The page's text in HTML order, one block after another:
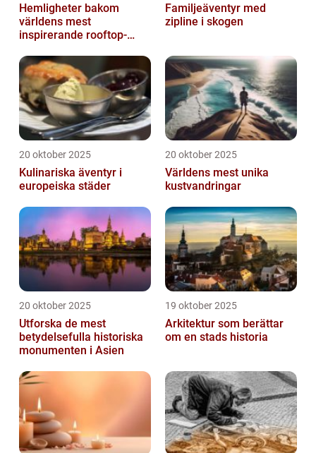
Hemligheter bakom
världens mest
inspirerande rooftop-
Familjeäventyr med
zipline i skogen
20 oktober 2025
Kulinariska äventyr i
europeiska städer
20 oktober 2025
Världens mest unika
kustvandringar
20 oktober 2025
Utforska de mest
betydelsefulla historiska
monumenten i Asien
19 oktober 2025
Arkitektur som berättar
om en stads historia